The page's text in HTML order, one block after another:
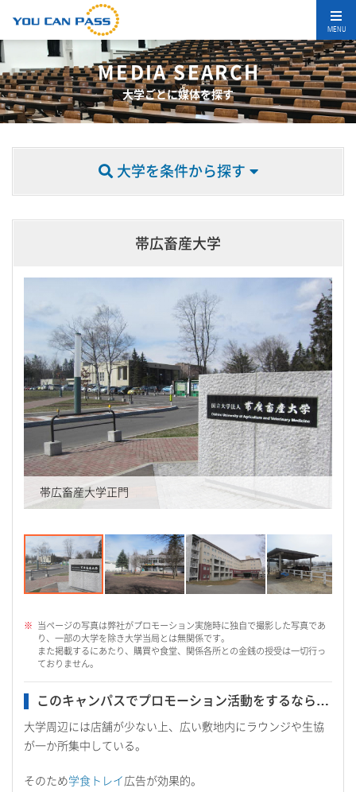
MENU
MEDIA SEARCH
大学ごとに媒体を探す
大学を条件から探す
帯広畜産大学
帯広畜産大学正門
当ページの写真は弊社がプロモーション実施時に独自で撮影した写真であ
り、一部の大学を除き大学当局とは無関係です。
また掲載するにあたり、購買や食堂、関係各所との金銭の授受は一切行っ
ておりません。
このキャンパスでプロモーション活動をするなら…
大学周辺には店舗が少ない上、広い敷地内にラウンジや生協
が一か所集中している。
そのため学食トレイ広告が効果的。